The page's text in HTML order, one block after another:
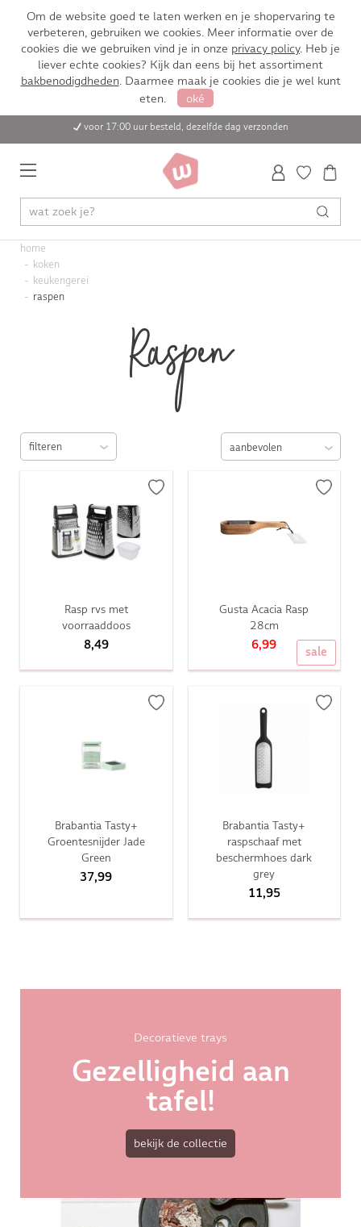
Om de website goed te laten werken en je shopervaring te
verbeteren, gebruiken we cookies. Meer informatie over de
cookies die we gebruiken vind je in onze privacy policy. Heb je
liever echte cookies? Kijk dan eens bij het assortiment
bakbenodigdheden. Daarmee maak je cookies die je wel kunt
eten.
oké
voor 17:00 uur besteld, dezelfde dag verzonden
home
koken
keukengerei
raspen
Raspen
filteren
Rasp rvs met
voorraaddoos
8,49
sale
Gusta Acacia Rasp
28cm
6,99
Brabantia Tasty+
Groentesnijder Jade
Green
37,99
Brabantia Tasty+
raspschaaf met
beschermhoes dark
grey
11,95
Decoratieve trays
Gezelligheid aan
tafel!
bekijk de collectie